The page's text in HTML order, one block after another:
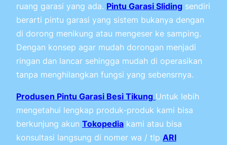
ruang garasi yang ada. Pintu Garasi Sliding sendiri
berarti pintu garasi yang sistem bukanya dengan
di dorong menikung atau mengeser ke samping.
Dengan konsep agar mudah dorongan menjadi
ringan dan lancar sehingga mudah di operasikan
tanpa menghilangkan fungsi yang sebensrnya.
Produsen Pintu Garasi Besi Tikung Untuk lebih
mengetahui lengkap produk-produk kami bisa
berkunjung akun Tokopedia kami atau bisa
konsultasi langsung di nomer wa / tlp ARI